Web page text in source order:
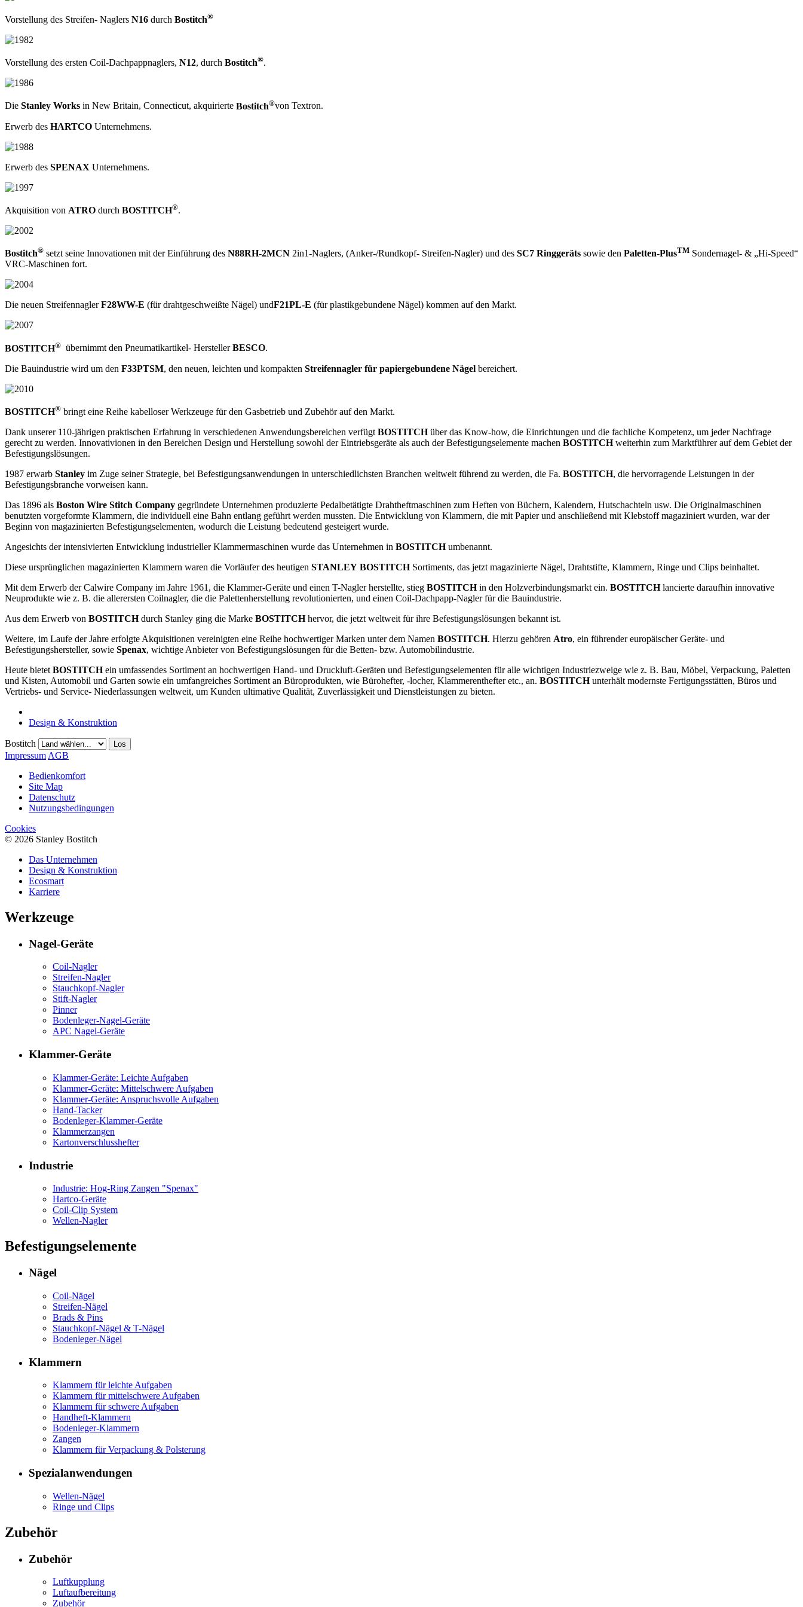
Vorstellung des Streifen- Naglers N16 durch Bostitch®
Vorstellung des ersten Coil-Dachpappnaglers, N12, durch Bostitch®.
Die Stanley Works in New Britain, Connecticut, akquirierte Bostitch®von Textron.
Erwerb des HARTCO Unternehmens.
Erwerb des SPENAX Unternehmens.
Akquisition von ATRO durch BOSTITCH®.
Bostitch® setzt seine Innovationen mit der Einführung des N88RH-2MCN 2in1-Naglers, (Anker-/Rundkopf- Streifen-Nagler) und des SC7 Ringgeräts sowie den Paletten-PlusTM Sondernagel- & „Hi-Speed“
VRC-Maschinen fort.
Die neuen StreifennaglerF28WW-E (für drahtgeschweißte Nägel) undF21PL-E (für plastikgebundene Nägel) kommen auf den Markt.
BOSTITCH® übernimmt den Pneumatikartikel- HerstellerBESCO.
Die Bauindustrie wird um den F33PTSM, den neuen, leichten und kompakten Streifennagler für papiergebundene Nägel bereichert.
BOSTITCH® bringt eine Reihe kabelloser Werkzeuge für den Gasbetrieb und Zubehör auf den Markt.
Dank unserer 110-jährigen praktischen Erfahrung in verschiedenen Anwendungsbereichen verfügt BOSTITCHüber das Know-how, die Einrichtungen und die fachliche Kompetenz, um jeder Nachfrage
gerecht zu werden. Innovativionen in den Bereichen Design und Herstellung sowohl der Eintriebsgeräte als auch der Befestigungselemente machen BOSTITCHweiterhin zum Marktführer auf dem Gebiet der
Befestigungslösungen.
1987 erwarb Stanley im Zuge seiner Strategie, bei Befestigungsanwendungen in unterschiedlichsten Branchen weltweit führend zu werden, die Fa. BOSTITCH, die hervorragende Leistungen in der
Befestigungsbranche vorweisen kann.
Das 1896 als Boston Wire Stitch Company gegründete Unternehmen produzierte Pedalbetätigte Drahtheftmaschinen zum Heften von Büchern, Kalendern, Hutschachteln usw. Die Originalmaschinen
benutzten vorgeformte Klammern, die individuell eine Bahn entlang geführt werden mussten. Die Entwicklung von Klammern, die mit Papier und anschließend mit Klebstoff magaziniert wurden, war der
Beginn von magazinierten Befestigungselementen, wodurch die Leistung bedeutend gesteigert wurde.
Angesichts der intensivierten Entwicklung industrieller Klammermaschinen wurde das Unternehmen in BOSTITCHumbenannt.
Diese ursprünglichen magazinierten Klammern waren die Vorläufer des heutigen STANLEY BOSTITCHSortiments, das jetzt magazinierte Nägel, Drahtstifte, Klammern, Ringe und Clips beinhaltet.
Mit dem Erwerb der Calwire Company im Jahre 1961, die Klammer-Geräte und einen T-Nagler herstellte, stieg BOSTITCHin den Holzverbindungsmarkt ein. BOSTITCHlancierte daraufhin innovative
Neuprodukte wie z. B. die allerersten Coilnagler, die die Palettenherstellung revolutionierten, und einen Coil-Dachpapp-Nagler für die Bauindustrie.
Aus dem Erwerb von BOSTITCHdurch Stanley ging die Marke BOSTITCHhervor, die jetzt weltweit für ihre Befestigungslösungen bekannt ist.
Weitere, im Laufe der Jahre erfolgte Akquisitionen vereinigten eine Reihe hochwertiger Marken unter dem Namen BOSTITCH. Hierzu gehören Atro, ein führender europäischer Geräte- und
Befestigungshersteller, sowie Spenax, wichtige Anbieter von Befestigungslösungen für die Betten- bzw. Automobilindustrie.
Heute bietet BOSTITCHein umfassendes Sortiment an hochwertigen Hand- und Druckluft-Geräten und Befestigungselementen für alle wichtigen Industriezweige wie z. B. Bau, Möbel, Verpackung, Paletten
und Kisten, Automobil und Garten sowie ein umfangreiches Sortiment an Büroprodukten, wie Bürohefter, -locher, Klammerenthefter etc., an. BOSTITCHunterhält modernste Fertigungsstätten, Büros und
Vertriebs- und Service- Niederlassungen weltweit, um Kunden ultimative Qualität, Zuverlässigkeit und Dienstleistungen zu bieten.
Design & Konstruktion
Bostitch Los
Impressum AGB
Bedienkomfort
Site Map
Datenschutz
Nutzungsbedingungen
Cookies
© 2026 Stanley Bostitch
Das Unternehmen
Design & Konstruktion
Ecosmart
Karriere
Werkzeuge
Nagel-Geräte
Coil-Nagler
Streifen-Nagler
Stauchkopf-Nagler
Stift-Nagler
Pinner
Bodenleger-Nagel-Geräte
APC Nagel-Geräte
Klammer-Geräte
Klammer-Geräte: Leichte Aufgaben
Klammer-Geräte: Mittelschwere Aufgaben
Klammer-Geräte: Anspruchsvolle Aufgaben
Hand-Tacker
Bodenleger-Klammer-Geräte
Klammerzangen
Kartonverschlusshefter
Industrie
Industrie: Hog-Ring Zangen "Spenax"
Hartco-Geräte
Coil-Clip System
Wellen-Nagler
Befestigungselemente
Nägel
Coil-Nägel
Streifen-Nägel
Brads & Pins
Stauchkopf-Nägel & T-Nägel
Bodenleger-Nägel
Klammern
Klammern für leichte Aufgaben
Klammern für mittelschwere Aufgaben
Klammern für schwere Aufgaben
Handheft-Klammern
Bodenleger-Klammern
Zangen
Klammern für Verpackung & Polsterung
Spezialanwendungen
Wellen-Nägel
Ringe und Clips
Zubehör
Zubehör
Luftkupplung
Luftaufbereitung
Zubehör